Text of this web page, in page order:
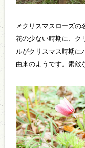
📌クリスマスローズの
花の少ない時期に、ク
ルがクリスマス時期に
由来のようです。素敵